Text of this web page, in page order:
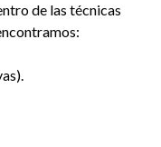
de las técnicas